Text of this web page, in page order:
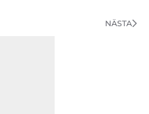
NÄSTA